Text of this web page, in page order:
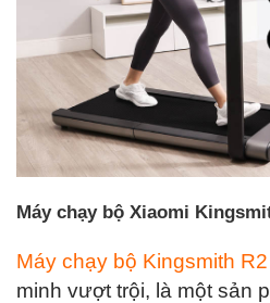
Máy chạy bộ Xiaomi
Máy chạy bộ Kingsmith R2
minh vượt trội, là một sản